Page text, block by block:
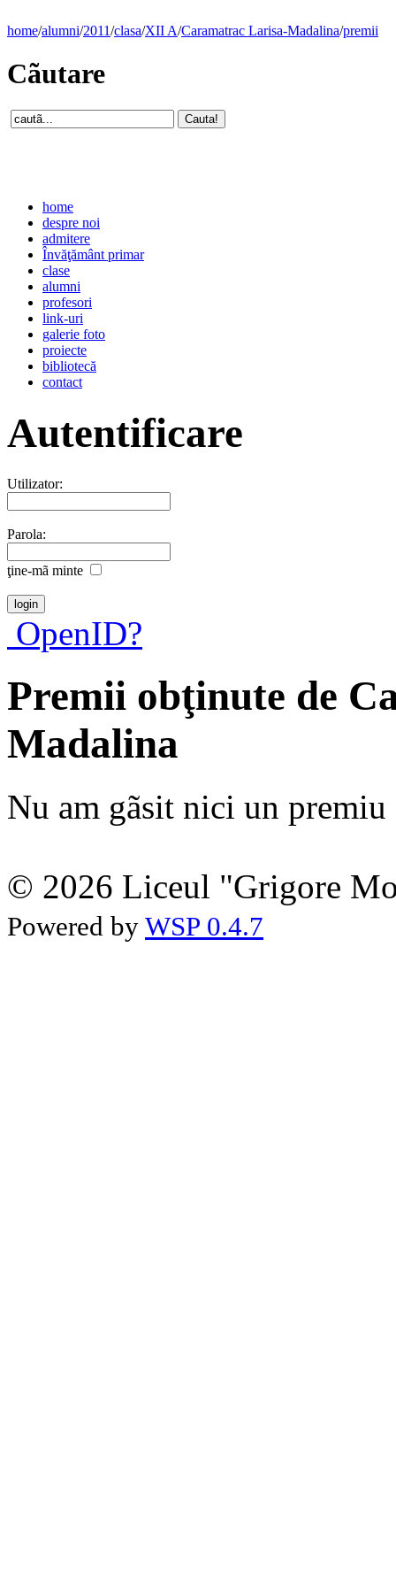
home/alumni/2011/clasa/XII A/Caramatrac Larisa-Madalina/premii
Cãutare
home
despre noi
admitere
Învăţământ primar
clase
alumni
profesori
link-uri
galerie foto
proiecte
bibliotecă
contact
Autentificare
Utilizator:
Parola:
ţine-mã minte
OpenID?
Premii obţinute de
Madalina
Nu am gãsit nici un premiu
© 2026 Liceul "Grigore
Powered by WSP 0.4.7